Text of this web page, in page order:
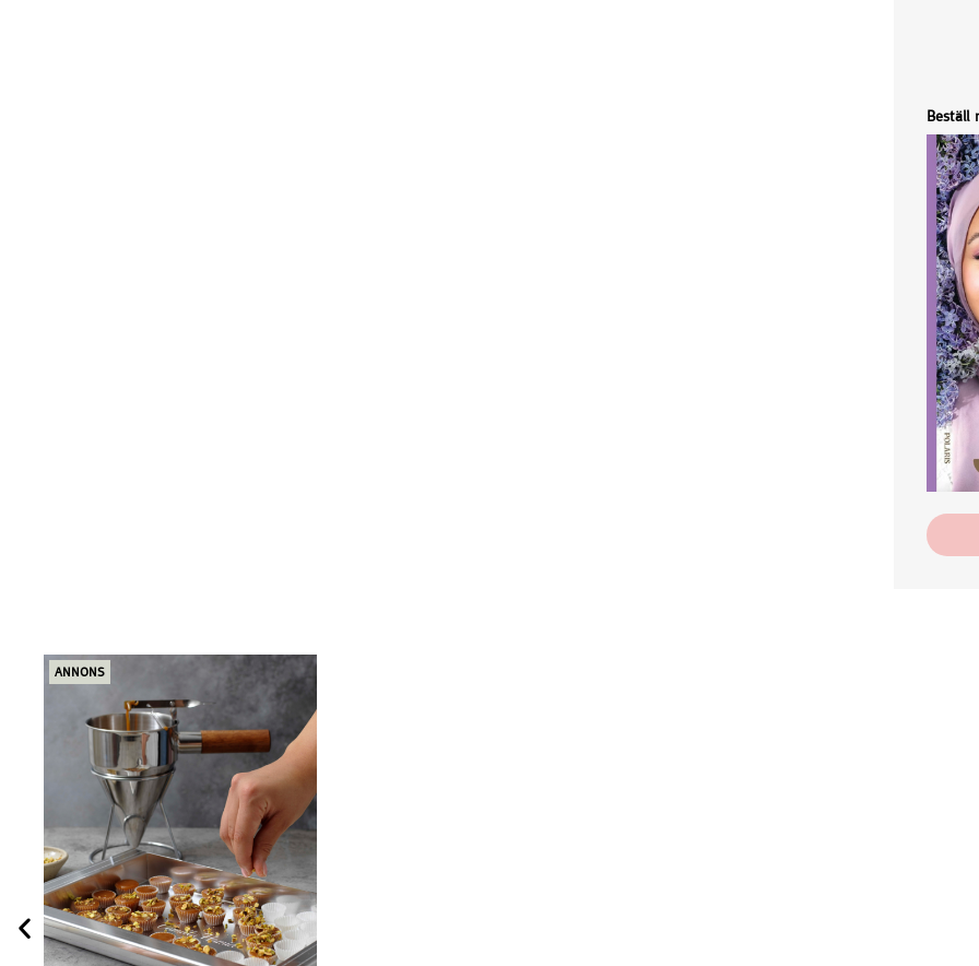
Beställ
ANNONS